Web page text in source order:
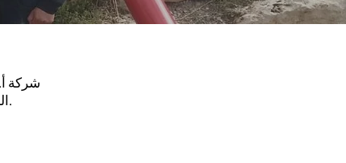
شركة
الحماية والكشف وإطفاء الحرائق بجميع أنواعها وتعمل بموجب ترخيص وفقاً للمعيار.